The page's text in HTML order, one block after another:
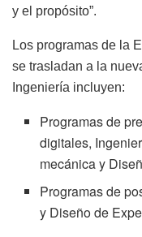
y el propósito”.
Los programas de la
se trasladan a la
Ingeniería incluyen:
Programas de
digitales,
mecánica y
Programas de
y Diseño de